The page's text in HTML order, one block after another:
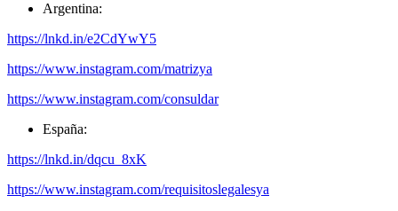
Argentina:
https://lnkd.in/e2CdYwY5
https://www.instagram.com/matrizya
https://www.instagram.com/consuldar
España:
https://lnkd.in/dqcu_8xK
https://www.instagram.com/requisitoslegalesya